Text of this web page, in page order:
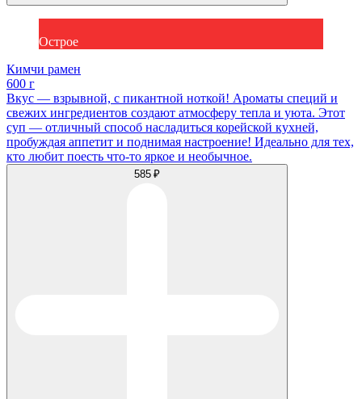
Острое
Кимчи рамен
600 г
Вкус — взрывной, с пикантной ноткой! Ароматы специй и
свежих ингредиентов создают атмосферу тепла и уюта. Этот
суп — отличный способ насладиться корейской кухней,
пробуждая аппетит и поднимая настроение! Идеально для тех,
кто любит поесть что-то яркое и необычное.
585 ₽